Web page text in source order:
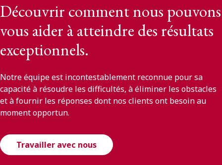
Découvrir comment nous pouvons
vous aider à atteindre des résultats
exceptionnels.
Notre équipe est incontestablement reconnue pour sa
capacité à résoudre les difficultés, à éliminer les obstacles
et à fournir les réponses dont nos clients ont besoin au
moment opportun.
Travailler avec nous